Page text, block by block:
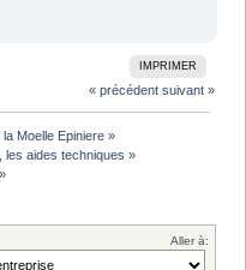
IMPRIMER
« précédent suivant »
Moelle Epiniere »
les aides techniques »
»
Aller à: